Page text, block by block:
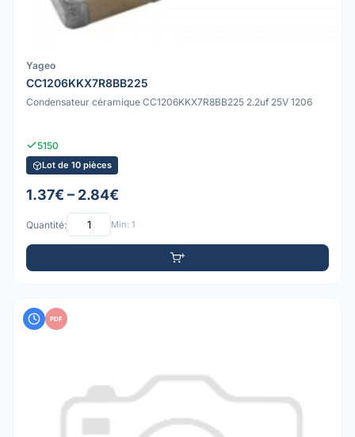
Yageo
CC1206KKX7R8BB225
Condensateur céramique CC1206KKX7R8BB225 2.2uf 25V 1206
5150
Lot de 10 pièces
1.37€ – 2.84€
Quantité: Min: 1
PDF